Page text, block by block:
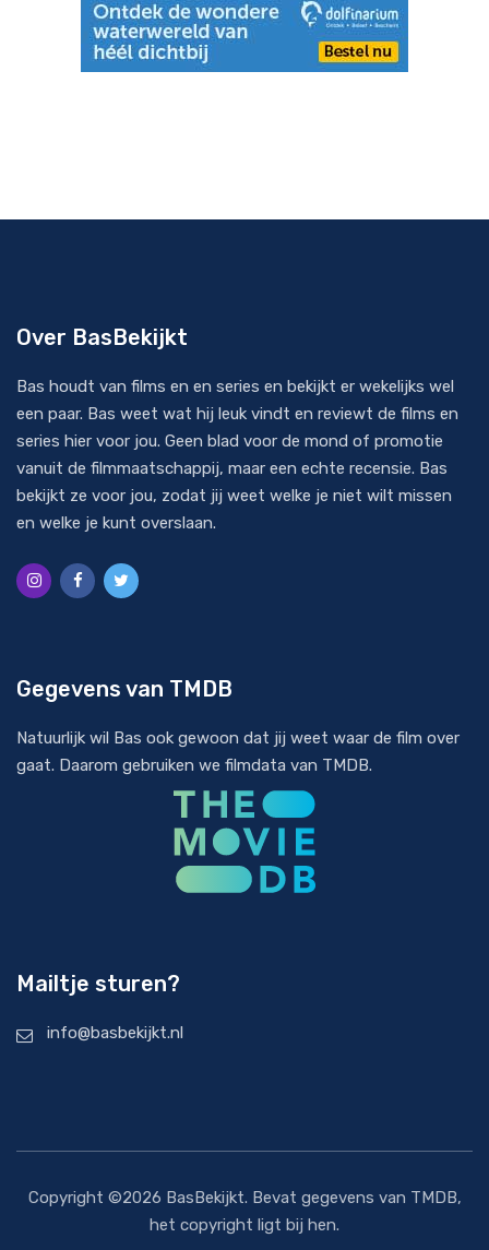
Over BasBekijkt
Bas houdt van films en en series en bekijkt er wekelijks wel
een paar. Bas weet wat hij leuk vindt en reviewt de films en
series hier voor jou. Geen blad voor de mond of promotie
vanuit de filmmaatschappij, maar een echte recensie. Bas
bekijkt ze voor jou, zodat jij weet welke je niet wilt missen
en welke je kunt overslaan.
Gegevens van TMDB
Natuurlijk wil Bas ook gewoon dat jij weet waar de film over
gaat. Daarom gebruiken we filmdata van TMDB.
Mailtje sturen?
info@basbekijkt.nl
Copyright ©2026 BasBekijkt. Bevat gegevens van TMDB,
het copyright ligt bij hen.